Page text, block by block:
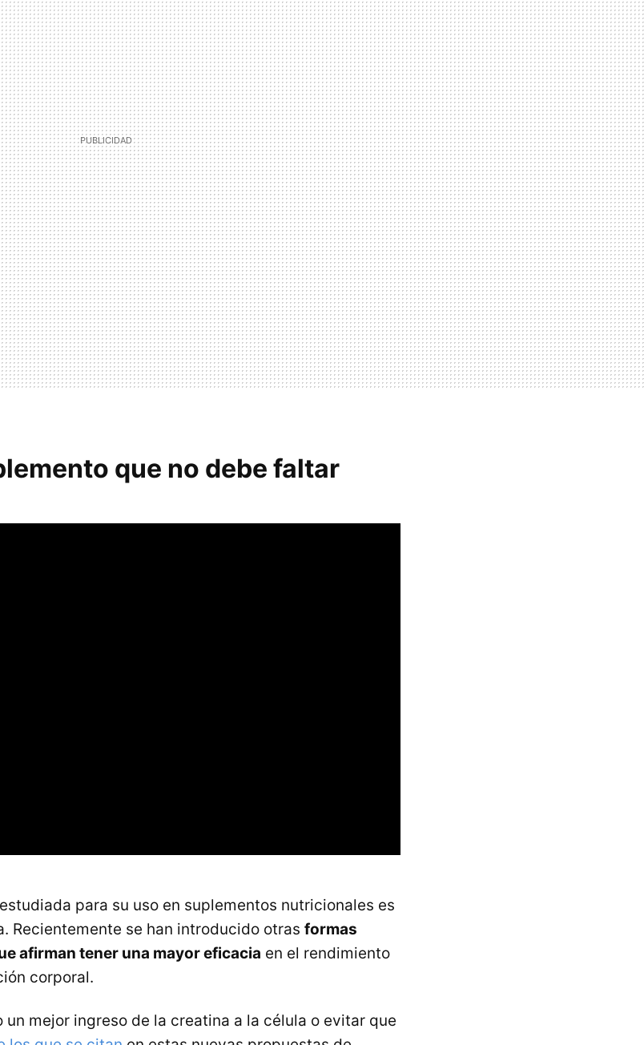
que no debe faltar
para su uso en suplementos nutricionales es
Recientemente se han introducido otras formas
afirman tener una mayor eficacia en el rendimiento
corporal.
mejor ingreso de la creatina a la célula o evitar que